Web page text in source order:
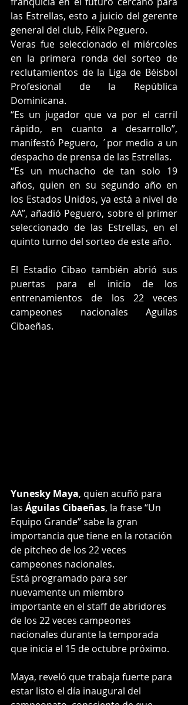
las Estrellas, esto a juicio del gerente
general del club, Félix Peguero.
Veras fue seleccionado el miércoles
en la primera ronda del sorteo de
reclutamientos de la Liga de Béisbol
Profesional de la República
Dominicana.
“Es un jugador que va por el carril
rápido, en cuanto a desarrollo”,
manifestó Peguero, ´por medio a un
despacho de prensa de las Estrellas.
“Es un muchacho de tan solo 19
años, quien en su segundo año en
los Estados Unidos, ya está a nivel de
AA”, añadió Peguero, sobre el primer
seleccionado de las Estrellas, en el
quinto turno del sorteo de este año.
El Estadio Cibao también abrió sus
puertas para el inicio de los
entrenamientos de los 22 veces
campeones nacionales Aguilas
Cibaeñas.
Yunesky Maya, quien acuñó para
las Águilas Cibaeñas, la frase “Un
Equipo Grande” sabe la gran
importancia que tiene en la rotación
de pitcheo de los 22 veces
campeones nacionales.
Está programado para ser
nuevamente un miembro
importante en el staff de abridores
de los 22 veces campeones
nacionales durante la temporada
que inicia el 15 de octubre próximo.
Maya, reveló que trabaja fuerte para
estar listo el día inaugural del